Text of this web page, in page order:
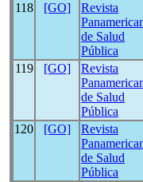
118 [GO]
Revista
de Salud
Pública
119 [GO]
Revista
de Salud
Pública
120 [GO]
Revista
de Salud
Pública